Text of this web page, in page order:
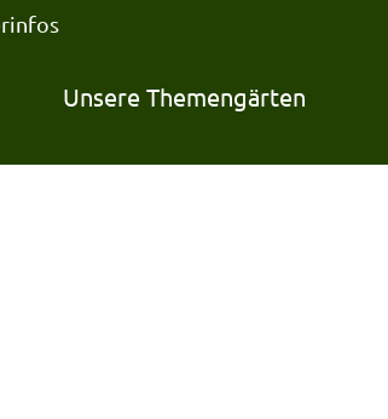
Unsere Themengärten